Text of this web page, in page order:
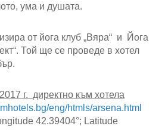
ума и душата.
от йога клуб „Вяра“ и Йога
Той ще се проведе в хотел
г. директно към хотела
eng/htmls/arsena.html
42.39404°; Latitude